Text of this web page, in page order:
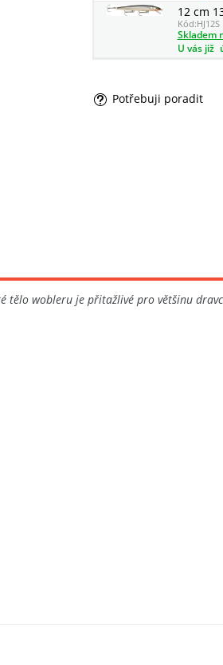
12 cm
Kód:HJ12S
Skladem
U vás již
Potřebuji poradit
tělo wobleru je přitažlivé pro většinu